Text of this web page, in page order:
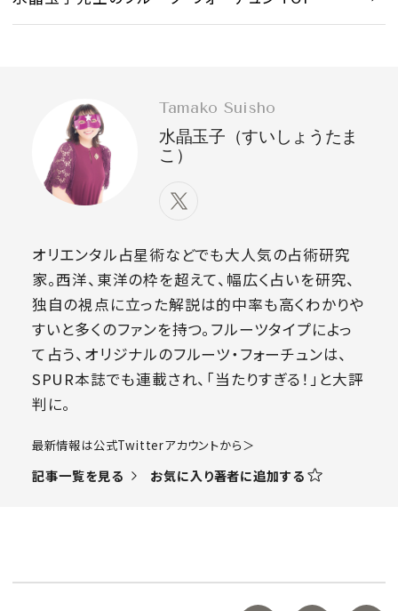
Tamako Suisho
水晶玉子（すいしょうたま
こ）
オリエンタル占星術などでも大人気の占術研究
家。西洋、東洋の枠を超えて、幅広く占いを研究、
独自の視点に立った解説は的中率も高くわかりや
すいと多くのファンを持つ。フルーツタイプによっ
て占う、オリジナルのフルーツ・フォーチュンは、
SPUR本誌でも連載され、「当たりすぎる！」と大評
判に。
​最新情報は公式Twitterアカウントから＞
記事一覧を見る お気に入り著者に追加する